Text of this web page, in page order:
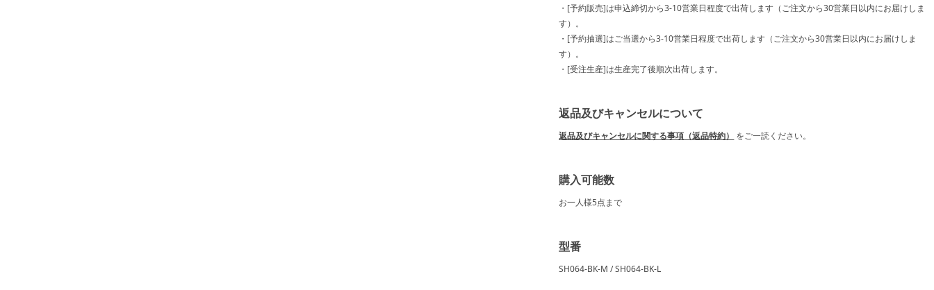
・[予約販売]は申込締切から3-10営業日程度で出荷します（ご注文から30営業日以内にお届けしま
す）。
・[予約抽選]はご当選から3-10営業日程度で出荷します（ご注文から30営業日以内にお届けしま
す）。
・[受注生産]は生産完了後順次出荷します。
返品及びキャンセルについて
返品及びキャンセルに関する事項（返品特約） をご一読ください。
購入可能数
お一人様5点まで
型番
SH064-BK-M / SH064-BK-L